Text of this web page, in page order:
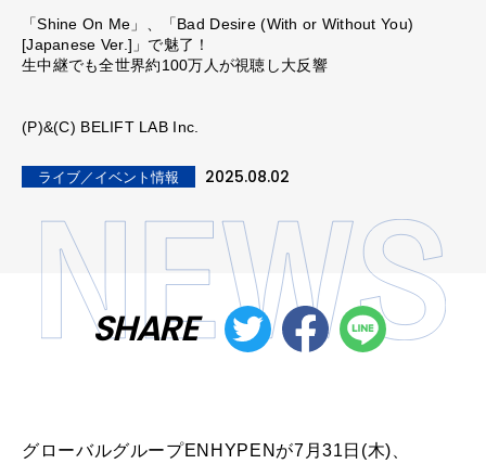
「Shine On Me」、「Bad Desire (With or Without You)
[Japanese Ver.]」で魅了！
生中継でも全世界約100万人が視聴し大反響
(P)&(C) BELIFT LAB Inc.
ライブ／イベント情報 2025.08.02
SHARE
グローバルグループENHYPENが7月31日(木)、